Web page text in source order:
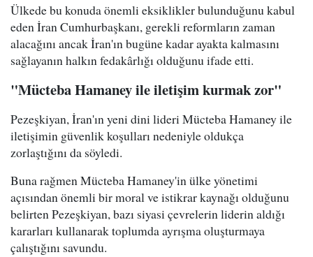
Ülkede bu konuda önemli eksiklikler bulunduğunu kabul
eden İran Cumhurbaşkanı, gerekli reformların zaman
alacağını ancak İran'ın bugüne kadar ayakta kalmasını
sağlayanın halkın fedakârlığı olduğunu ifade etti.
"Mücteba Hamaney ile iletişim kurmak zor"
Pezeşkiyan, İran'ın yeni dini lideri Mücteba Hamaney ile
iletişimin güvenlik koşulları nedeniyle oldukça
zorlaştığını da söyledi.
Buna rağmen Mücteba Hamaney'in ülke yönetimi
açısından önemli bir moral ve istikrar kaynağı olduğunu
belirten Pezeşkiyan, bazı siyasi çevrelerin liderin aldığı
kararları kullanarak toplumda ayrışma oluşturmaya
çalıştığını savundu.